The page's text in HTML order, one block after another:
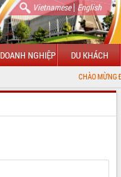
Vietnamese| English
DOANH NGHIỆP DU KHÁCH
CHÀO MỪNG ĐẾN VỚI